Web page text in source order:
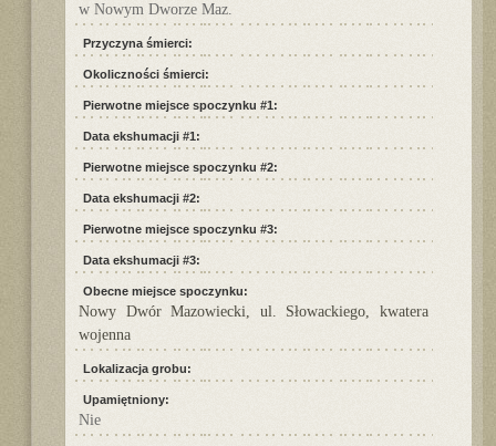
w Nowym Dworze Maz.
Przyczyna śmierci:
Okoliczności śmierci:
Pierwotne miejsce spoczynku #1:
Data ekshumacji #1:
Pierwotne miejsce spoczynku #2:
Data ekshumacji #2:
Pierwotne miejsce spoczynku #3:
Data ekshumacji #3:
Obecne miejsce spoczynku:
Nowy Dwór Mazowiecki, ul. Słowackiego, kwatera
wojenna
Lokalizacja grobu:
Upamiętniony:
Nie